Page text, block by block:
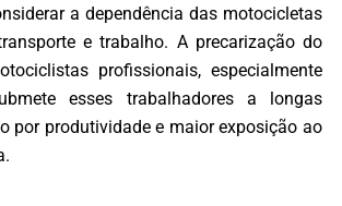
a dependência das motocicletas
e trabalho. A precarização do
profissionais, especialmente
esses trabalhadores a longas
por produtividade e maior exposição ao